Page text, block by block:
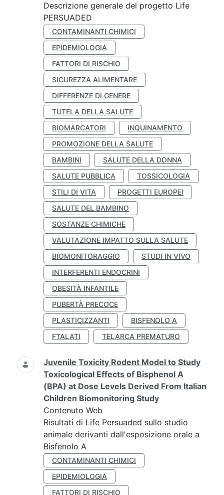
Descrizione generale del progetto Life
PERSUADED
CONTAMINANTI CHIMICI
EPIDEMIOLOGIA
FATTORI DI RISCHIO
SICUREZZA ALIMENTARE
DIFFERENZE DI GENERE
TUTELA DELLA SALUTE
BIOMARCATORI
INQUINAMENTO
PROMOZIONE DELLA SALUTE
BAMBINI
SALUTE DELLA DONNA
SALUTE PUBBLICA
TOSSICOLOGIA
STILI DI VITA
PROGETTI EUROPEI
SALUTE DEL BAMBINO
SOSTANZE CHIMICHE
VALUTAZIONE IMPATTO SULLA SALUTE
BIOMONITORAGGIO
STUDI IN VIVO
INTERFERENTI ENDOCRINI
OBESITÀ INFANTILE
PUBERTÀ PRECOCE
PLASTICIZZANTI
BISFENOLO A
FTALATI
TELARCA PREMATURO
Juvenile Toxicity Rodent Model to Study
Toxicological Effects of Bisphenol A
(BPA) at Dose Levels Derived From Italian
Children Biomonitoring Study
Contenuto Web
Risultati di Life Persuaded sullo studio
animale derivanti dall'esposizione orale a
Bisfenolo A
CONTAMINANTI CHIMICI
EPIDEMIOLOGIA
FATTORI DI RISCHIO